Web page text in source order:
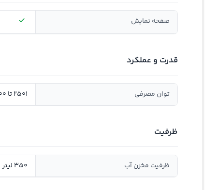
صفحه نمایش
قدرت و عملکرد
توان مصرفی 2501 تا 3000 وات
ظرفیت
ظرفیت مخزن آب 350 لیتر